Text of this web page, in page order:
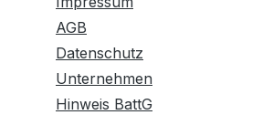
AGB
Datenschutz
Unternehmen
Hinweis BattG